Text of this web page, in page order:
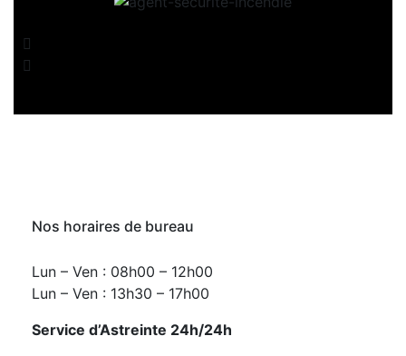
Nos horaires de bureau
Lun – Ven : 08h00 – 12h00
Lun – Ven : 13h30 – 17h00
Service d’Astreinte 24h/24h